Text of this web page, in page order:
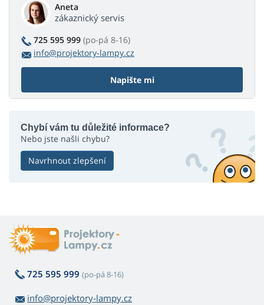
Aneta
zákaznický servis
725 595 999 (po-pá 8-16)
info@projektory-lampy.cz
Napište mi
Chybí vám tu důležité informace?
Nebo jste našli chybu?
Navrhnout zlepšení
725 595 999 (po-pá 8-16)
info@projektory-lampy.cz